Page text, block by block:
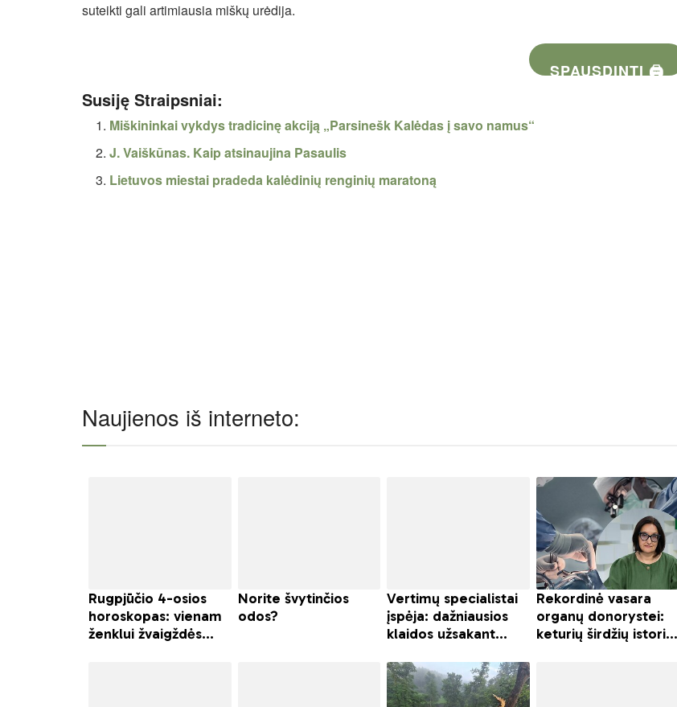
suteikti gali artimiausia miškų urėdija.
SPAUSDINTI 🖨
Susiję Straipsniai:
Miškininkai vykdys tradicinę akciją „Parsinešk Kalėdas į savo namus“
J. Vaiškūnas. Kaip atsinaujina Pasaulis
Lietuvos miestai pradeda kalėdinių renginių maratoną
Naujienos iš interneto: